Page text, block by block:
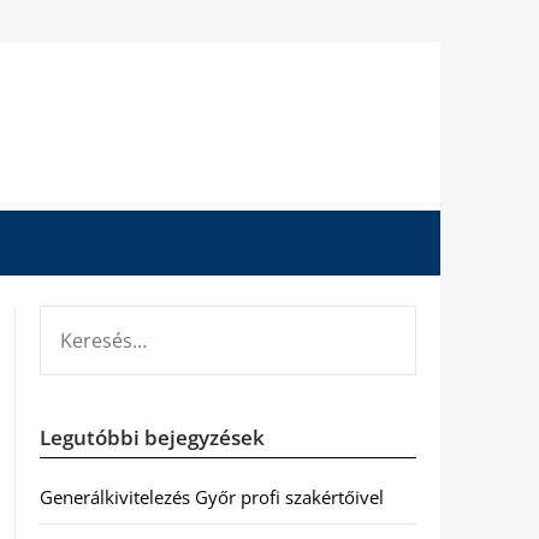
Legutóbbi bejegyzések
Generálkivitelezés Győr profi szakértőivel